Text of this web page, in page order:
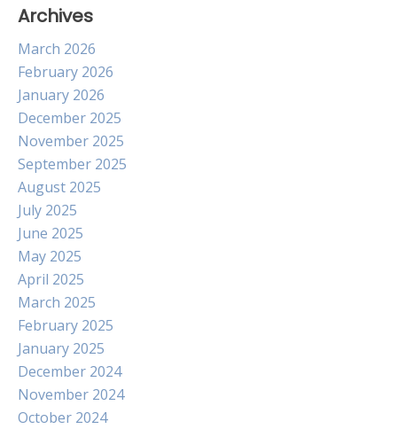
Archives
March 2026
February 2026
January 2026
December 2025
November 2025
September 2025
August 2025
July 2025
June 2025
May 2025
April 2025
March 2025
February 2025
January 2025
December 2024
November 2024
October 2024